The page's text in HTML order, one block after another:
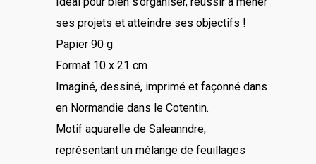
ses projets et atteindre ses objectifs !
Papier 90 g
Format 10 x 21 cm
Imaginé, dessiné, imprimé et façonné dans
en Normandie dans le Cotentin.
Motif aquarelle de Saleanndre,
représentant un mélange de feuillages